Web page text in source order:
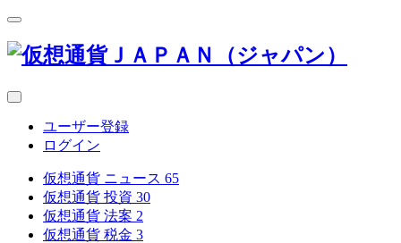
ユーザー登録
ログイン
仮想通貨 ニュース 65
仮想通貨 投資 30
仮想通貨 法案 2
仮想通貨 税金 3